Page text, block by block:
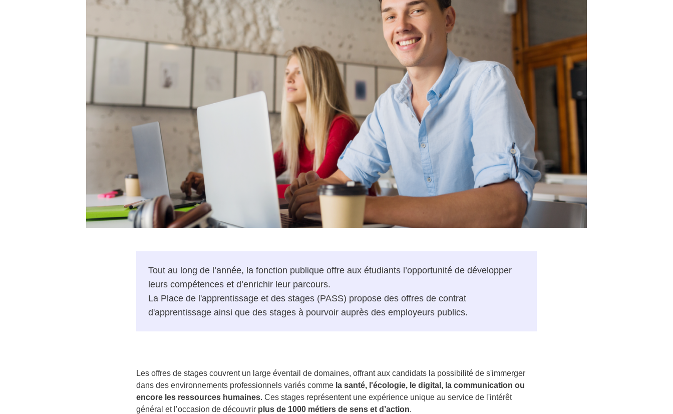
Tout au long de l’année, la fonction publique offre aux étudiants l’opportunité de développer
leurs compétences et d’enrichir leur parcours.
La Place de l'apprentissage et des stages (PASS) propose des offres de contrat
d'apprentissage ainsi que des stages à pourvoir auprès des employeurs publics.
Les offres de stages couvrent un large éventail de domaines, offrant aux candidats la possibilité de s'immerger
dans des environnements professionnels variés comme la santé, l'écologie, le digital, la communication ou
encore les ressources humaines. Ces stages représentent une expérience unique au service de l'intérêt
général et l’occasion de découvrir plus de 1000 métiers de sens et d’action.